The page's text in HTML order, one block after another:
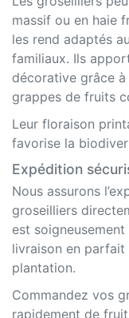
massif ou en haie
les rend adaptés
familiaux. Ils
décorative grâce
grappes de fruits
Leur floraison
favorise la
Expédition
Nous assurons
groseilliers
est
livraison en
plantation.
Commandez vos
rapidement de